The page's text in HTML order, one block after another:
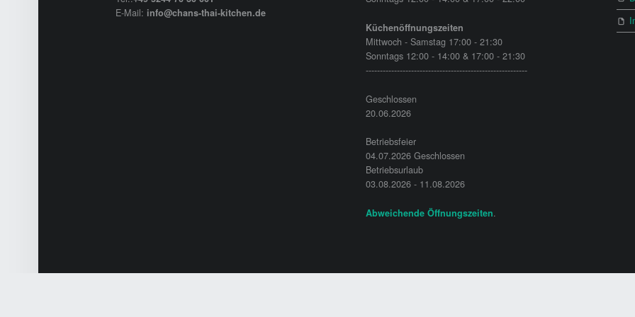
E-Mail: info@chans-thai-kitchen.de
Küchenöffnungszeiten
Mittwoch - Samstag 17:00 - 21:30
Sonntags 12:00 - 14:00 & 17:00 - 21:30
---------------------------------------------------------
Geschlossen
20.06.2026
Betriebsfeier
04.07.2026 Geschlossen
Betriebsurlaub
03.08.2026 - 11.08.2026
Abweichende Öffnungszeiten.